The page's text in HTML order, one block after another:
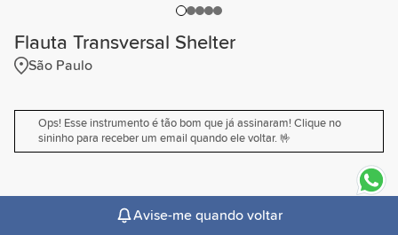
Flauta Transversal Shelter
São Paulo
Ops! Esse instrumento é tão bom que já assinaram! Clique no
sininho para receber um email quando ele voltar. 🤟
Avise-me quando voltar